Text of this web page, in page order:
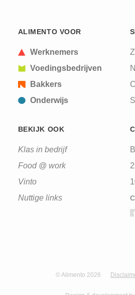
submissions.
ALIMENTO VOOR
Werknemers
Voedingsbedrijven
Bakkers
Onderwijs
BEKIJK OOK
Klas in bedrijf
Food @ work
Vinto
Nuttige links
© Alimento 2026